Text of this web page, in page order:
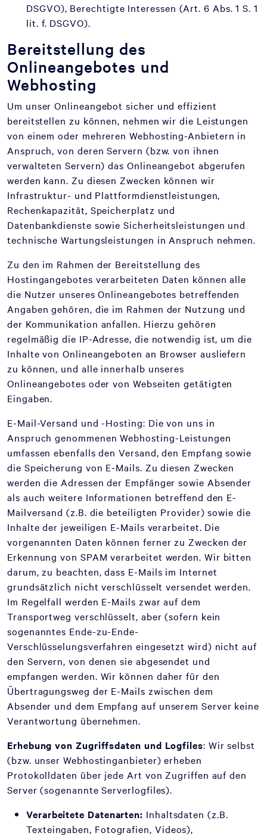
DSGVO), Berechtigte Interessen (Art. 6 Abs. 1 S. 1
lit. f. DSGVO).
Bereitstellung des
Onlineangebotes und
Webhosting
Um unser Onlineangebot sicher und effizient
bereitstellen zu können, nehmen wir die Leistungen
von einem oder mehreren Webhosting-Anbietern in
Anspruch, von deren Servern (bzw. von ihnen
verwalteten Servern) das Onlineangebot abgerufen
werden kann. Zu diesen Zwecken können wir
Infrastruktur- und Plattformdienstleistungen,
Rechenkapazität, Speicherplatz und
Datenbankdienste sowie Sicherheitsleistungen und
technische Wartungsleistungen in Anspruch nehmen.
Zu den im Rahmen der Bereitstellung des
Hostingangebotes verarbeiteten Daten können alle
die Nutzer unseres Onlineangebotes betreffenden
Angaben gehören, die im Rahmen der Nutzung und
der Kommunikation anfallen. Hierzu gehören
regelmäßig die IP-Adresse, die notwendig ist, um die
Inhalte von Onlineangeboten an Browser ausliefern
zu können, und alle innerhalb unseres
Onlineangebotes oder von Webseiten getätigten
Eingaben.
E-Mail-Versand und -Hosting: Die von uns in
Anspruch genommenen Webhosting-Leistungen
umfassen ebenfalls den Versand, den Empfang sowie
die Speicherung von E-Mails. Zu diesen Zwecken
werden die Adressen der Empfänger sowie Absender
als auch weitere Informationen betreffend den E-
Mailversand (z.B. die beteiligten Provider) sowie die
Inhalte der jeweiligen E-Mails verarbeitet. Die
vorgenannten Daten können ferner zu Zwecken der
Erkennung von SPAM verarbeitet werden. Wir bitten
darum, zu beachten, dass E-Mails im Internet
grundsätzlich nicht verschlüsselt versendet werden.
Im Regelfall werden E-Mails zwar auf dem
Transportweg verschlüsselt, aber (sofern kein
sogenanntes Ende-zu-Ende-
Verschlüsselungsverfahren eingesetzt wird) nicht auf
den Servern, von denen sie abgesendet und
empfangen werden. Wir können daher für den
Übertragungsweg der E-Mails zwischen dem
Absender und dem Empfang auf unserem Server keine
Verantwortung übernehmen.
Erhebung von Zugriffsdaten und Logfiles: Wir selbst
(bzw. unser Webhostinganbieter) erheben
Protokolldaten über jede Art von Zugriffen auf den
Server (sogenannte Serverlogfiles).
Verarbeitete Datenarten: Inhaltsdaten (z.B.
Texteingaben, Fotografien, Videos),